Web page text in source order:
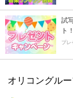
試
ト！
プレ
オリコングル